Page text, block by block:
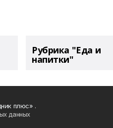
Рубрика "Еда и
напитки"
плюс» .
данных